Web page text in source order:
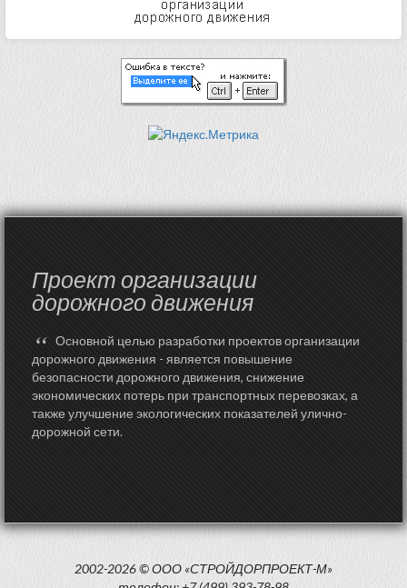
Проект организации
дорожного движения
“ Основной целью разработки проектов организации
дорожного движения - является повышение
безопасности дорожного движения, снижение
экономических потерь при транспортных перевозках, а
также улучшение экологических показателей улично-
дорожной сети.
2002-2026 © ООО «СТРОЙДОРПРОЕКТ-М»